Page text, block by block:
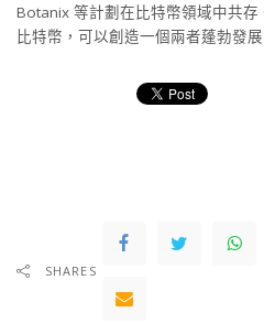
Botanix 等計劃在比特幣領域中共存
比特幣，可以創造一個兩者蓬勃發展
SHARES